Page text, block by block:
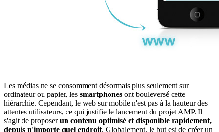
Les médias ne se consomment désormais plus seulement sur
ordinateur ou papier, les smartphones ont bouleversé cette
hiérarchie. Cependant, le web sur mobile n'est pas à la hauteur des
attentes utilisateurs, ce qui justifie le lancement du projet AMP. Il
s'agit de proposerun contenu optimisé et disponible rapidement,
depuis n'importe quel endroit. Globalement, le but est de créer un